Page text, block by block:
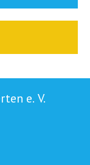
e. V.